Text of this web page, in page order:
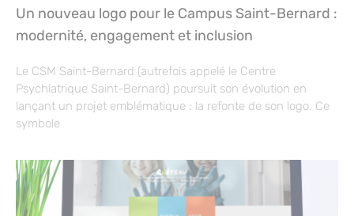
Un nouveau logo pour le Campus Saint-Bernard :
modernité, engagement et inclusion
Le CSM Saint-Bernard (autrefois appelé le Centre
Psychiatrique Saint-Bernard) poursuit son évolution en
lançant un projet emblématique : la refonte de son logo. Ce
symbole